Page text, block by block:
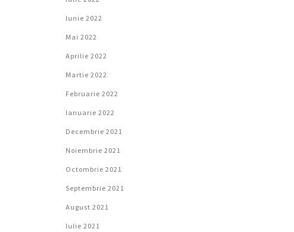
Iunie 2022
Mai 2022
Aprilie 2022
Martie 2022
Februarie 2022
Ianuarie 2022
Decembrie 2021
Noiembrie 2021
Octombrie 2021
Septembrie 2021
August 2021
Iulie 2021